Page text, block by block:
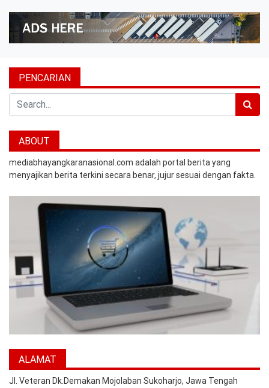
PENCARIAN
Search
ABOUT
mediabhayangkaranasional.com adalah portal berita yang
menyajikan berita terkini secara benar, jujur sesuai dengan fakta.
ALAMAT
Jl. Veteran Dk.Demakan Mojolaban Sukoharjo, Jawa Tengah